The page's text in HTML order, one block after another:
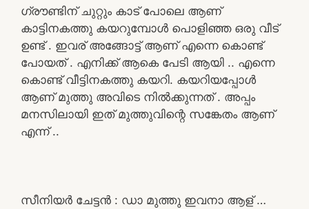
ഗ്രൗണ്ടിന് ചുറ്റും കാട് പോലെ ആണ്
കാട്ടിനകത്തു കയറുമ്പോൾ പൊളിഞ്ഞ ഒരു വീട്
ഉണ്ട് . ഇവര് അങ്ങോട്ട് ആണ് എന്നെ കൊണ്ട്
പോയത് . എനിക്ക് ആകെ പേടി ആയി .. എന്നെ
കൊണ്ട് വീട്ടിനകത്തു കയറി. കയറിയപ്പോൾ
ആണ് മുത്തു അവിടെ നിൽക്കുന്നത് . അപ്പം
മനസിലായി ഇത് മുത്തുവിന്റെ സങ്കേതം ആണ്
എന്ന് ..
സീനിയർ ചേട്ടൻ : ഡാ മുത്തു ഇവനാ ആള് …